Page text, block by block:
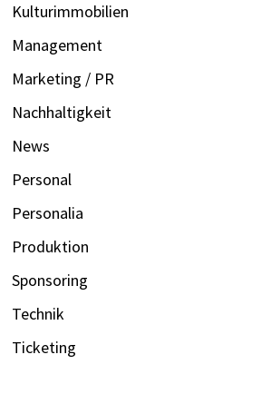
Kulturimmobilien
Management
Marketing / PR
Nachhaltigkeit
News
Personal
Personalia
Produktion
Sponsoring
Technik
Ticketing